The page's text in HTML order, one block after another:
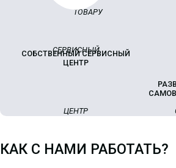
СОБСТВЕННЫЙ СЕРВИСНЫЙ
ЦЕНТР
КАК С НАМИ РАБОТАТЬ?